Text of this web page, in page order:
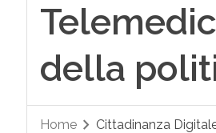
della
Home Cittadinanza